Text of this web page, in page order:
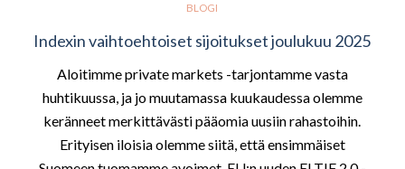
BLOGI
Indexin vaihtoehtoiset sijoitukset joulukuu 2025
Aloitimme private markets -tarjontamme vasta
huhtikuussa, ja jo muutamassa kuukaudessa olemme
keränneet merkittävästi pääomia uusiin rahastoihin.
Erityisen iloisia olemme siitä, että ensimmäiset